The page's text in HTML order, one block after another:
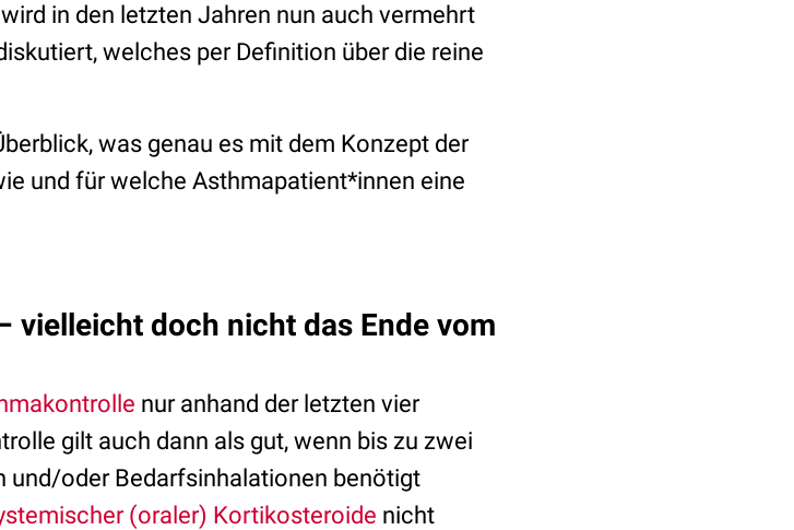
in den letzten Jahren nun auch vermehrt
welches per Definition über die reine
was genau es mit dem Konzept der
und für welche Asthmapatient*innen eine
vielleicht doch nicht das Ende vom
nur anhand der letzten vier
gilt auch dann als gut, wenn bis zu zwei
und/oder Bedarfsinhalationen benötigt
(oraler) Kortikosteroide nicht